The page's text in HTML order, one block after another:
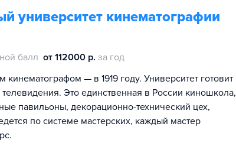
университет кинематографии
балл от 112000 р. за год
— в 1919 году. Университет готовит
Это единственная в России киношкола,
павильоны, декорационно-технический цех,
по системе мастерских, каждый мастер